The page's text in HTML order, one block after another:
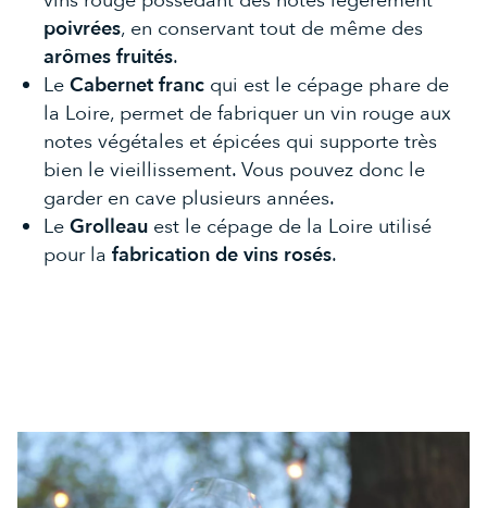
poivrées, en conservant tout de même des
arômes fruités.
Le Cabernet franc qui est le cépage phare de
la Loire, permet de fabriquer un vin rouge aux
notes végétales et épicées qui supporte très
bien le vieillissement. Vous pouvez donc le
garder en cave plusieurs années.
Le Grolleau est le cépage de la Loire utilisé
pour la fabrication de vins rosés.